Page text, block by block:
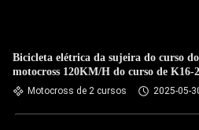
Bicicleta elétrica da sujeira do curso
motocross 120KM/H do curso de K16-
Motocross de 2 cursos 2025-05-